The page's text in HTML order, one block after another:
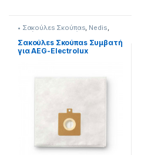
• Σακούλεs Σκούπαs, Nedis,
Σκούπισμα & Καθάρισμα
Σακούλεs Σκούπαs Συμβατή
για AEG-Electrolux